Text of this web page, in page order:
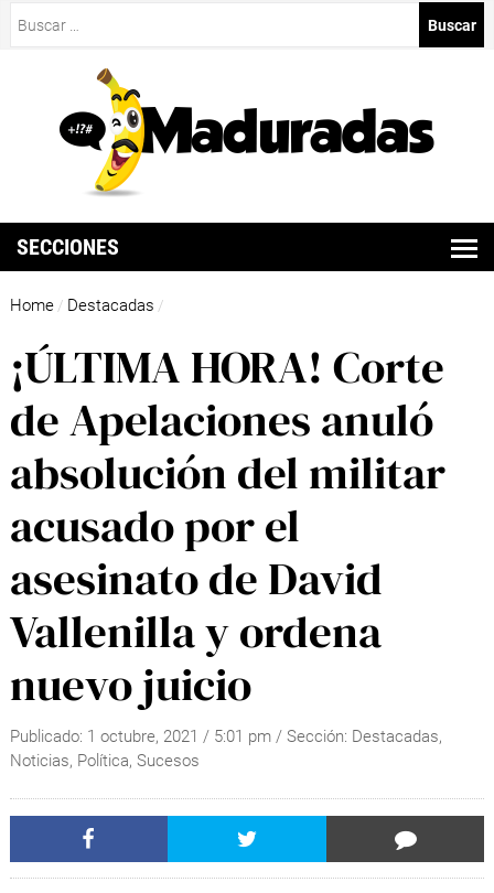
SECCIONES
Home / Destacadas /
¡ÚLTIMA HORA! Corte
de Apelaciones anuló
absolución del militar
acusado por el
asesinato de David
Vallenilla y ordena
nuevo juicio
Publicado: 1 octubre, 2021 / 5:01 pm / Sección: Destacadas,
Noticias, Política, Sucesos